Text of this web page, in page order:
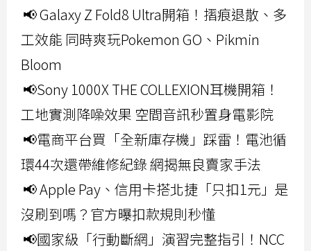
📢 Galaxy Z Fold8 Ultra開箱！摺痕退散、多
工效能 同時爽玩Pokemon GO、Pikmin
Bloom
📢Sony 1000X THE COLLEXION耳機開箱！
工地實測降噪效果 空間音訊秒置身電影院
📢電商平台買「全新庫存機」踩雷！電池循
環44次還帶維修紀錄 網揭無良賣家手法
📢 Apple Pay、信用卡搭北捷「只扣1元」是
沒刷到嗎？官方曝扣款規則秒懂
📢國家級「行動斷網」演習完整指引！NCC